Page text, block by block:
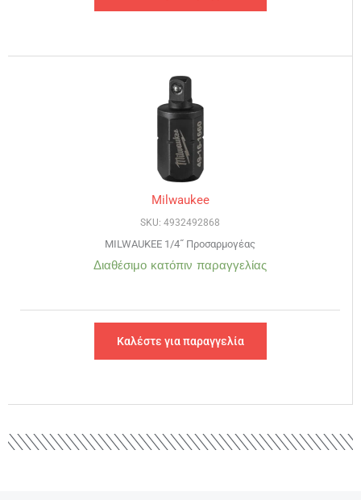
Milwaukee
SKU: 4932492868
MILWAUKEE 1/4˝ Προσαρμογέας
Διαθέσιμο κατόπιν παραγγελίας
Καλέστε για παραγγελία